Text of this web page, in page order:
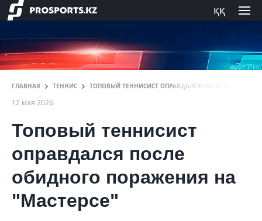
ққ
ГЛАВНАЯ ТЕННИС ТОПОВЫЙ ТЕННИСИСТ ОПРАВДАЛСЯ ПОСЛЕ ОБИДНОГО
12 мая 2026
Топовый теннисист
оправдался после
обидного поражения на
"Мастерсе"